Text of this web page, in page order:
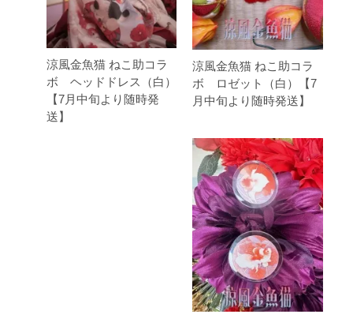
涼風金魚猫 ねこ助コラ
ボ ヘッドドレス（白）
【7月中旬より随時発
送】
涼風金魚猫 ねこ助コラ
ボ ロゼット（白）【7
月中旬より随時発送】